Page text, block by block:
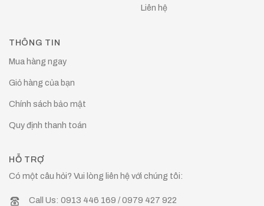
Liên hệ
THÔNG TIN
Mua hàng ngay
Giỏ hàng của bạn
Chính sách bảo mật
Quy định thanh toán
HỖ TRỢ
Có một câu hỏi? Vui lòng liên hệ với chúng tôi:
Call Us: 0913 446 169 / 0979 427 922